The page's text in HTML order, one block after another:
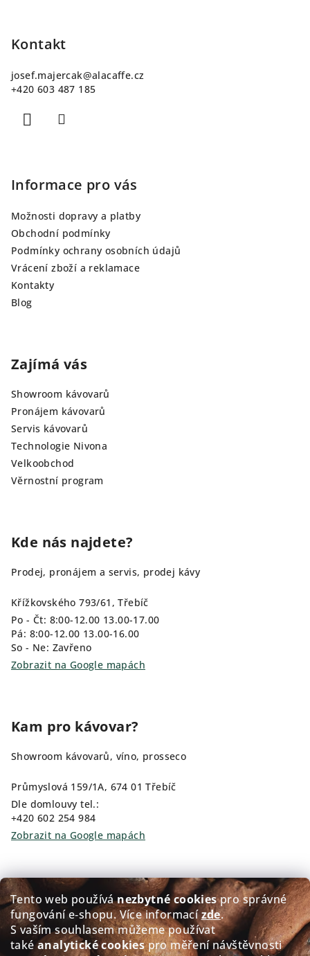
Tento web používánezbytné cookiespro správné
fungování e‑shopu. Více informacízde.
S vaším souhlasem můžeme používat
takéanalytické cookiespro měření návštěvnosti
Kontakt
josef.majercak@alacaffe.cz
+420 603 487 185
Informace pro vás
Možnosti dopravy a platby
Obchodní podmínky
Podmínky ochrany osobních údajů
Vrácení zboží a reklamace
Kontakty
Blog
Zajímá vás
Showroom kávovarů
Pronájem kávovarů
Servis kávovarů
Technologie Nivona
Velkoobchod
Věrnostní program
Kde nás najdete?
Prodej, pronájem a servis, prodej kávy
Křížkovského 793/61, Třebíč
Po - Čt: 8:00-12.00 13.00-17.00
Pá: 8:00-12.00 13.00-16.00
So - Ne: Zavřeno
Zobrazit na Google mapách
Kam pro kávovar?
Showroom kávovarů, víno, prosseco
Průmyslová 159/1A, 674 01 Třebíč
Dle domlouvy tel.:
+420 602 254 984
Zobrazit na Google mapách
Kam pro kávu?
Prodej čerstvě pražené kávy GOLDEN Coffee